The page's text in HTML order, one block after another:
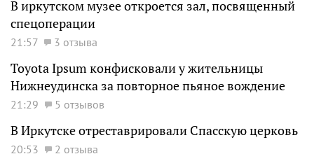
В иркутском музее откроется зал, посвященный
спецоперации
21:57 3 отзыва
Toyota Ipsum конфисковали у жительницы
Нижнеудинска за повторное пьяное вождение
21:29 5 отзывов
В Иркутске отреставрировали Спасскую церковь
20:53
2 отзыва